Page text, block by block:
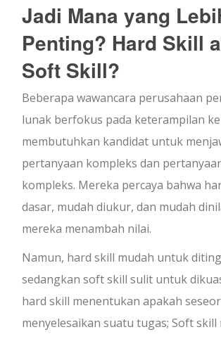
Jadi Mana yang
Penting? Hard Skill
Soft Skill?
Beberapa wawancara perusahaan
lunak berfokus pada keterampilan
membutuhkan kandidat untuk
pertanyaan kompleks dan
kompleks. Mereka percaya bahwa
dasar, mudah diukur, dan mudah
mereka menambah nilai.
Namun, hard skill mudah untuk
sedangkan soft skill sulit untuk
hard skill menentukan apakah
menyelesaikan suatu tugas; Soft